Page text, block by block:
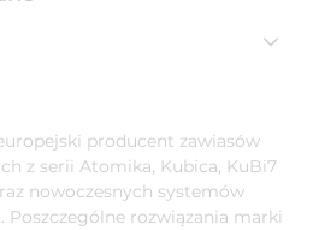
producent zawiasów
z serii Atomika, Kubica, KuBi7
nowoczesnych systemów
Poszczególne rozwiązania marki